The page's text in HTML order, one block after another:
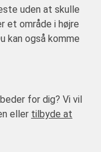
uden at skulle
et område i højre
kan også komme
for dig? Vi vil
eller tilbyde at